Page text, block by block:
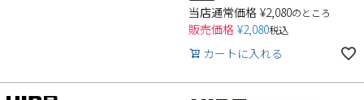
当店通常価格 ¥2,080のところ
販売価格 ¥2,080税込
カートに入れる